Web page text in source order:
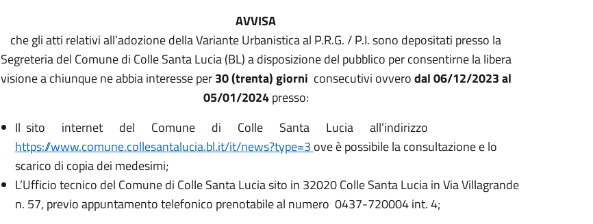
AVVISA
che gli atti relativi all’adozione della Variante Urbanistica al P.R.G. / P.I. sono depositati presso la
Segreteria del Comune di Colle Santa Lucia (BL) a disposizione del pubblico per consentirne la libera
visione a chiunque ne abbia interesse per30 (trenta) giorni consecutivi ovverodal06/12/2023 al
05/01/2024presso:
Il sito internet del Comune di Colle Santa Lucia all’indirizzo
https://www.comune.collesantalucia.bl.it/it/news?type=3 ove è possibile la consultazione e lo
scarico di copia dei medesimi;
L’Ufficio tecnico del Comune di Colle Santa Lucia sito in 32020 Colle Santa Lucia in Via Villagrande
n. 57, previo appuntamento telefonico prenotabile al numero 0437-720004 int. 4;